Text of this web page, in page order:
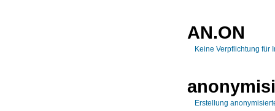
AN.ON
Keine Verpflichtung für
Erstellung